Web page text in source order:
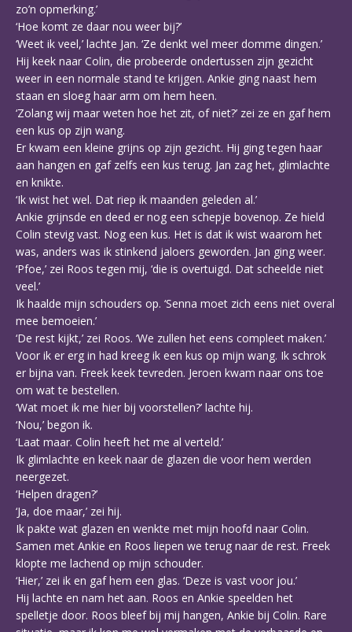
zo’n opmerking.’
‘Hoe komt ze daar nou weer bij?’
‘Weet ik veel,’ lachte Jan. ‘Ze denkt wel meer domme dingen.’
Hij keek naar Colin, die probeerde ondertussen zijn gezicht
weer in een normale stand te krijgen. Ankie ging naast hem
staan en sloeg haar arm om hem heen.
‘Zolang wij maar weten hoe het zit, of niet?’ zei ze en gaf hem
een kus op zijn wang.
Er kwam een kleine grijns op zijn gezicht. Hij ging tegen haar
aan hangen en gaf zelfs een kus terug. Jan zag het, glimlachte
en knikte.
‘Ik wist het wel. Dat riep ik maanden geleden al.’
Ankie grijnsde en deed er nog een schepje bovenop. Ze hield
Colin stevig vast. Nog een kus. Het is dat ik wist waarom het
was, anders was ik stinkend jaloers geworden. Jan ging weer.
‘Pfoe,’ zei Roos tegen mij, ‘die is overtuigd. Dat scheelde niet
veel.’
Ik haalde mijn schouders op. ‘Senna moet zich eens niet overal
mee bemoeien.’
‘De rest kijkt,’ zei Roos. ‘We zullen het eens compleet maken.’
Voor ik er erg in had kreeg ik een kus op mijn wang. Ik schrok
er bijna van. Freek keek tevreden. Jeroen kwam naar ons toe
om wat te bestellen.
‘Wat moet ik me hier bij voorstellen?’ lachte hij.
‘Nou,’ begon ik.
‘Laat maar. Colin heeft het me al verteld.’
Ik glimlachte en keek naar de glazen die voor hem werden
neergezet.
‘Helpen dragen?’
‘Ja, doe maar,’ zei hij.
Ik pakte wat glazen en wenkte met mijn hoofd naar Colin.
Samen met Ankie en Roos liepen we terug naar de rest. Freek
klopte me lachend op mijn schouder.
‘Hier,’ zei ik en gaf hem een glas. ‘Deze is vast voor jou.’
Hij lachte en nam het aan. Roos en Ankie speelden het
spelletje door. Roos bleef bij mij hangen, Ankie bij Colin. Rare